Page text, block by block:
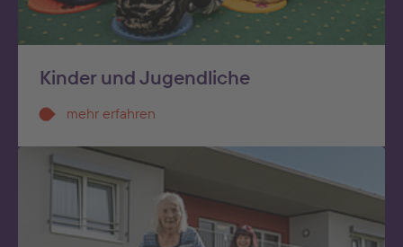
Kinder und Jugendliche
mehr erfahren